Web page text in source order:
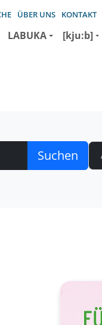
ÜBER UNS KONTAKT
LABUKA [kju:b]